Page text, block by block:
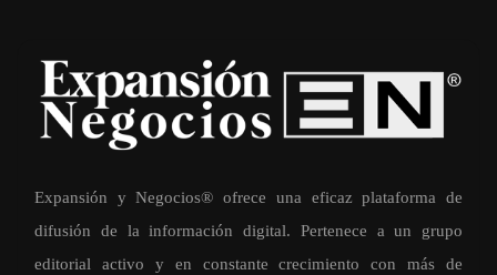
Expansión y Negocios® ofrece una eficaz plataforma de
difusión de la información digital. Pertenece a un grupo
editorial activo y en constante crecimiento con más de